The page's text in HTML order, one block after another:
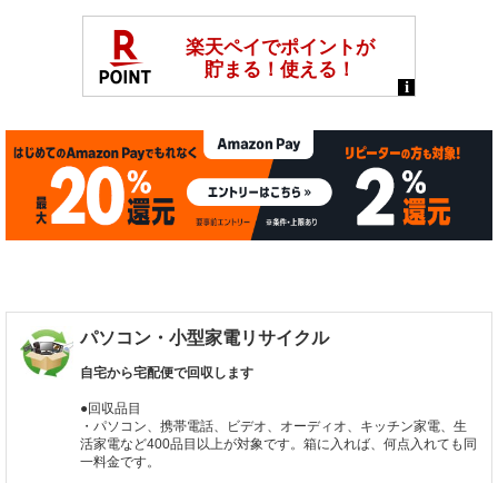
パソコン・小型家電リサイクル
自宅から宅配便で回収します
●回収品目
・パソコン、携帯電話、ビデオ、オーディオ、キッチン家電、生
活家電など400品目以上が対象です。箱に入れば、何点入れても同
一料金です。